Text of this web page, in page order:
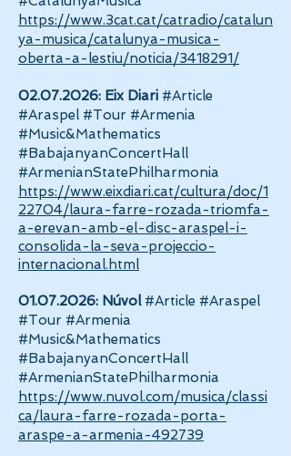
https://www.3cat.cat/catradio/catalun
ya-musica/catalunya-musica-
oberta-a-lestiu/noticia/3418291/
02.07.2026: Eix Diari #Article
#Araspel #Tour #Armenia
#Music&Mathematics
#BabajanyanConcertHall
#ArmenianStatePhilharmonia
https://www.eixdiari.cat/cultura/doc/1
22704/laura-farre-rozada-triomfa-
a-erevan-amb-el-disc-araspel-i-
consolida-la-seva-projeccio-
internacional.html
01.07.2026: Núvol #Article #Araspel
#Tour #Armenia
#Music&Mathematics
#BabajanyanConcertHall
#ArmenianStatePhilharmonia
https://www.nuvol.com/musica/classi
ca/laura-farre-rozada-porta-
araspe-a-armenia-492739